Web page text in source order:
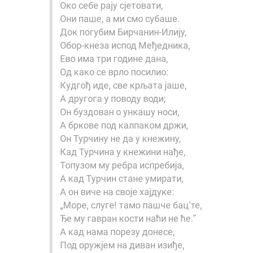
Око себе рају сјетовати,
Они паше, а ми смо субаше.
Док погубим Бирчанин-Илију,
Обор-кнеза испод Међедника,
Ево има три године дана,
Од како се врло посилио:
Кудгођ иде, све крљата јаше,
А другога у поводу води;
Он буздован о ункашу носи,
А бркове под калпаком држи,
Он Турчину не да у кнежину,
Кад Турчина у кнежини нађе,
Топузом му ребра испребија,
А кад Турчин стане умирати,
А он виче на своје хајдуке:
„Море, слуге! тамо пашче бац’те,
Ђе му гавран кости наћи не ће.”
А кад нама порезу донесе,
Под оружјем на диван изиђе,